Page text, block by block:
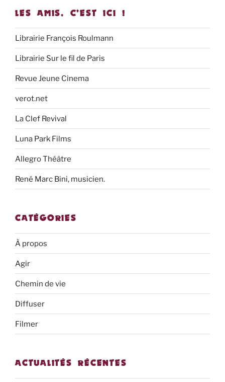
LES AMIS, C’EST ICI !
Librairie François Roulmann
Librairie Sur le fil de Paris
Revue Jeune Cinema
verot.net
La Clef Revival
Luna Park Films
Allegro Théâtre
René Marc Bini, musicien.
CATÉGORIES
À propos
Agir
Chemin de vie
Diffuser
Filmer
ACTUALITÉS RÉCENTES